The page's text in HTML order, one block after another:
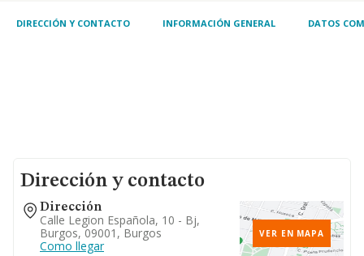
renovable
DIRECCIÓN Y CONTACTO INFORMACIÓN GENERAL DATOS
Dirección y contacto
Dirección
Calle Legion Española, 10 - Bj,
Burgos, 09001, Burgos
Como llegar
VER EN MAPA